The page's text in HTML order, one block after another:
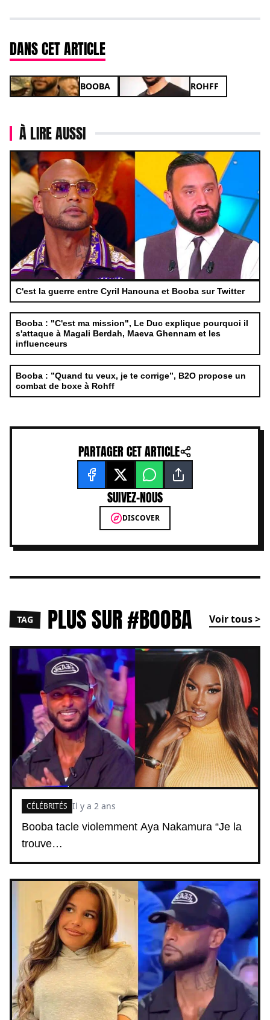
DANS CET ARTICLE
BOOBA ROHFF
À LIRE AUSSI
C'est la guerre entre Cyril Hanouna et Booba sur Twitter
Booba : "C'est ma mission", Le Duc explique pourquoi il
s'attaque à Magali Berdah, Maeva Ghennam et les
influenceurs
Booba : ”Quand tu veux, je te corrige”, B2O propose un
combat de boxe à Rohff
PARTAGER CET ARTICLE
SUIVEZ-NOUS
DISCOVER
TAG PLUS SUR #BOOBA Voir tous >
Booba tacle violemment Aya Nakamura “Je la
trouve…
CÉLÉBRITÉS Il y a 2 ans